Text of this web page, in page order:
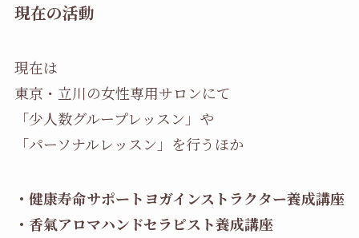
現在の活動
現在は
東京・立川の女性専用サロンにて
「少人数グループレッスン」や
「パーソナルレッスン」を行うほか
・健康寿命サポートヨガインストラクター養成講座
・香氣アロマハンドセラピスト養成講座